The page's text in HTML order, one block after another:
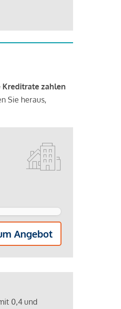
Kreditrate zahlen
Sie heraus,
Angebot
0,4 und